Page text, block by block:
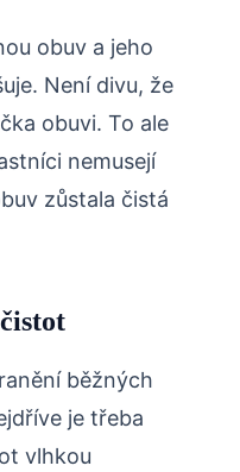
obuv a jeho
Není divu, že
obuvi. To ale
nemusejí
zůstala čistá
běžných
je třeba
vlhkou